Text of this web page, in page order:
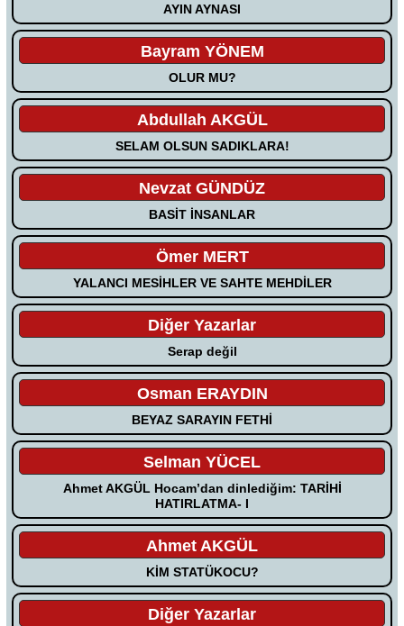
AYIN AYNASI
Bayram YÖNEM
OLUR MU?
Abdullah AKGÜL
SELAM OLSUN SADIKLARA!
Nevzat GÜNDÜZ
BASİT İNSANLAR
Ömer MERT
YALANCI MESİHLER VE SAHTE MEHDİLER
Diğer Yazarlar
Serap değil
Osman ERAYDIN
BEYAZ SARAYIN FETHİ
Selman YÜCEL
Ahmet AKGÜL Hocam’dan dinlediğim: TARİHİ
HATIRLATMA- I
Ahmet AKGÜL
KİM STATÜKOCU?
Diğer Yazarlar